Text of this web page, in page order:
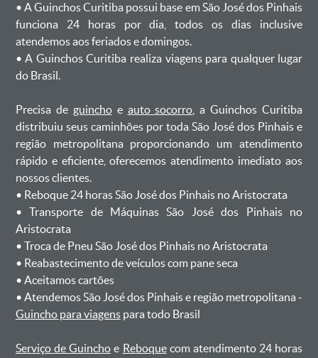
ㅤㅤ• A Guinchos Curitiba possui base em São José dos Pinhais
funciona 24 horas por dia, todos os dias inclusive
atendemos aos feriados e domingos.
ㅤㅤ• A Guinchos Curitiba realiza viagens para qualquer lugar
do Brasil.
Precisa de guinchoe auto socorro , a Guinchos Curitiba
distribuiu seus caminhões por toda São José dos Pinhais e
região metropolitana proporcionando um atendimento
rápido e eficiente, oferecemos atendimento imediato aos
nossos clientes.
ㅤㅤ• Reboque 24 horas São José dos Pinhais no Aristocrata
ㅤㅤ• Transporte de Máquinas São José dos Pinhais no
Aristocrata
ㅤㅤ• Troca de Pneu São José dos Pinhais no Aristocrata
ㅤㅤ• Reabastecimento de veículos com pane seca
ㅤㅤ• Aceitamos cartões
ㅤㅤ• Atendemos São José dos Pinhais e região metropolitana -
Guincho para viagenspara todo Brasil
Serviço de Guincho e Reboquecom atendimento 24 horas